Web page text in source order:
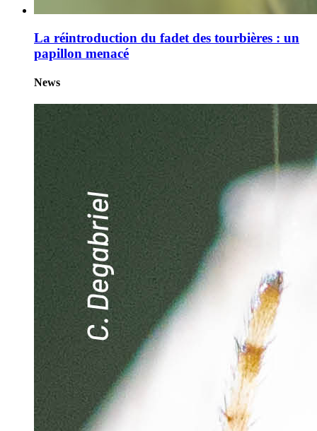
La réintroduction du fadet des tourbières : un
papillon menacé
News